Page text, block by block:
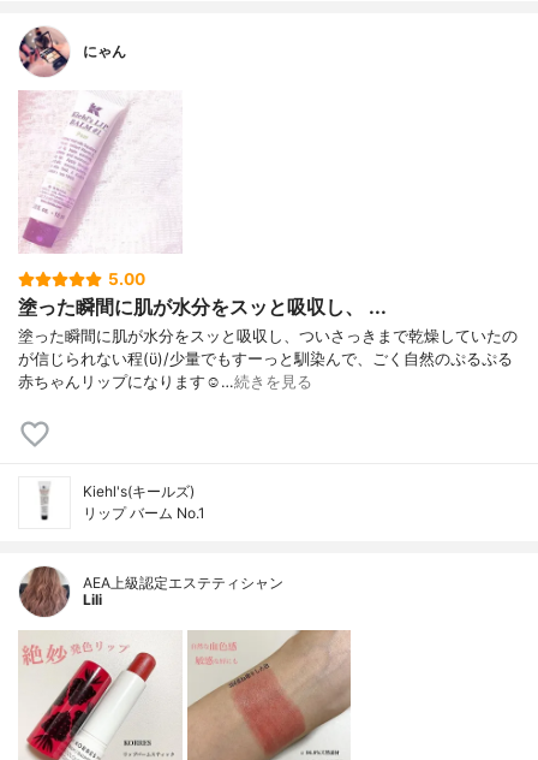
にゃん
5.00
塗った瞬間に肌が水分をスッと吸収し、 ...
塗った瞬間に肌が水分をスッと吸収し、ついさっきまで乾燥していたの
が信じられない程(ϋ)/少量でもすーっと馴染んで、ごく自然のぷるぷる
赤ちゃんリップになります☺️…続きを見る
Kiehl's(キールズ)
リップ バーム No.1
AEA上級認定エステティシャン
Lili